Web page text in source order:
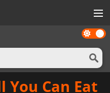
Dark
mode
You Can Eat